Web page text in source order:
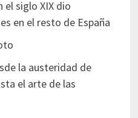
el siglo XIX dio
en el resto de España
la austeridad de
el arte de las